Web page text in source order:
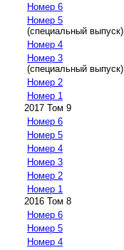
Номер 6
Номер 5
(специальный выпуск)
Номер 4
Номер 3
(специальный выпуск)
Номер 2
Номер 1
2017 Том 9
Номер 6
Номер 5
Номер 4
Номер 3
Номер 2
Номер 1
2016 Том 8
Номер 6
Номер 5
Номер 4